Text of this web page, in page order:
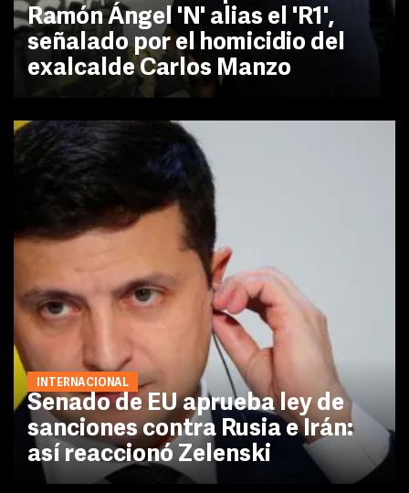
Ramón Ángel 'N' alias el 'R1',
señalado por el homicidio del
exalcalde Carlos Manzo
INTERNACIONAL
Senado de EU aprueba ley de
sanciones contra Rusia e Irán:
así reaccionó Zelenski